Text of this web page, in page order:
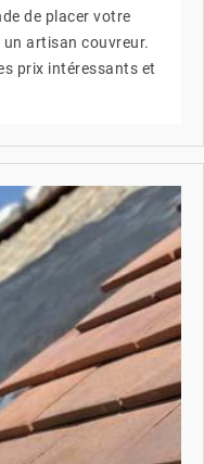
de placer votre
artisan couvreur.
prix intéressants et